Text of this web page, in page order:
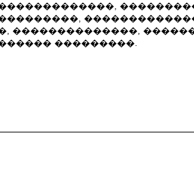
��������������,
���������.